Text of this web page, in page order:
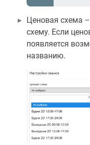
Ценовая схема
схему. Если
появляется
названию.